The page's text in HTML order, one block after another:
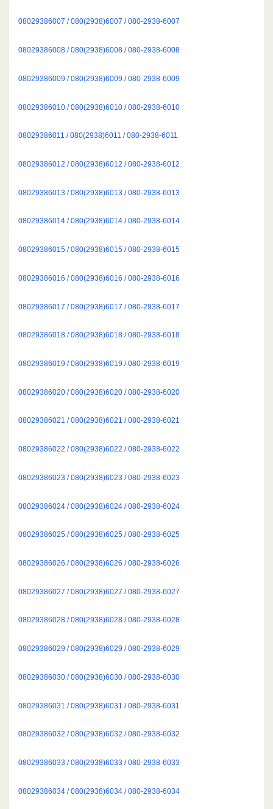
08029386007 / 080(2938)6007 / 080-2938-6007
08029386008 / 080(2938)6008 / 080-2938-6008
08029386009 / 080(2938)6009 / 080-2938-6009
08029386010 / 080(2938)6010 / 080-2938-6010
08029386011 / 080(2938)6011 / 080-2938-6011
08029386012 / 080(2938)6012 / 080-2938-6012
08029386013 / 080(2938)6013 / 080-2938-6013
08029386014 / 080(2938)6014 / 080-2938-6014
08029386015 / 080(2938)6015 / 080-2938-6015
08029386016 / 080(2938)6016 / 080-2938-6016
08029386017 / 080(2938)6017 / 080-2938-6017
08029386018 / 080(2938)6018 / 080-2938-6018
08029386019 / 080(2938)6019 / 080-2938-6019
08029386020 / 080(2938)6020 / 080-2938-6020
08029386021 / 080(2938)6021 / 080-2938-6021
08029386022 / 080(2938)6022 / 080-2938-6022
08029386023 / 080(2938)6023 / 080-2938-6023
08029386024 / 080(2938)6024 / 080-2938-6024
08029386025 / 080(2938)6025 / 080-2938-6025
08029386026 / 080(2938)6026 / 080-2938-6026
08029386027 / 080(2938)6027 / 080-2938-6027
08029386028 / 080(2938)6028 / 080-2938-6028
08029386029 / 080(2938)6029 / 080-2938-6029
08029386030 / 080(2938)6030 / 080-2938-6030
08029386031 / 080(2938)6031 / 080-2938-6031
08029386032 / 080(2938)6032 / 080-2938-6032
08029386033 / 080(2938)6033 / 080-2938-6033
08029386034 / 080(2938)6034 / 080-2938-6034